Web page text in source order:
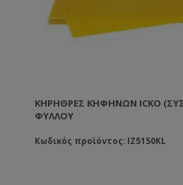
ΚΗΡΉΘΡΕΣ ΚΗΦΉΝΩΝ ICKO
ΦΎΛΛΟΥ
Κωδικός προϊόντος: IZ5150KL